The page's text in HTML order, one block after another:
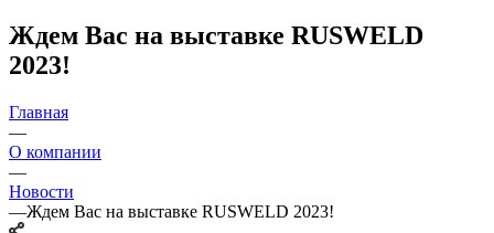
Ждем Вас на выставке RUSWELD
2023!
Главная
—
О компании
—
Новости
—Ждем Вас на выставке RUSWELD 2023!